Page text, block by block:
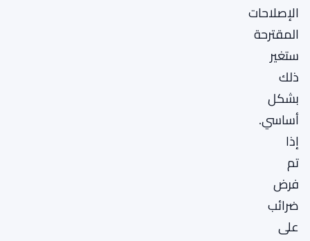
الإصلاحات
المقترحة
ستغير
ذلك
بشكل
أساسي.
إذا
تم
فرض
ضرائب
على